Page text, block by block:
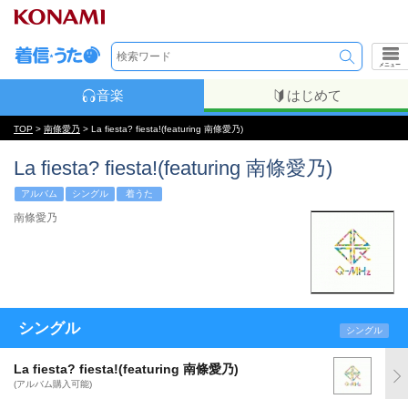
メニュー
音楽 はじめて
TOP > 南條愛乃 > La fiesta? fiesta!(featuring 南條愛乃)
La fiesta? fiesta!(featuring 南條愛乃)
アルバム シングル 着うた
南條愛乃
シングル シングル
La fiesta? fiesta!(featuring 南條愛乃)
(アルバム購入可能)